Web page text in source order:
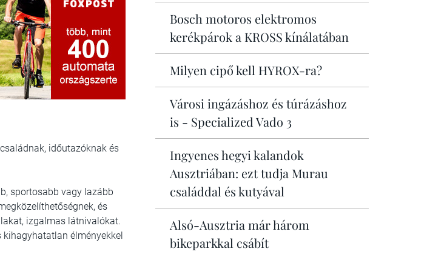
időutazóknak és
sportosabb vagy lazább
és
izgalmas látnivalókat.
kihagyhatatlan élményekkel
Bosch motoros elektromos
kerékpárok a KROSS kínálatában
Milyen cipő kell HYROX-ra?
Városi ingázáshoz és túrázáshoz
is - Specialized Vado 3
Ingyenes hegyi kalandok
Ausztriában: ezt tudja Murau
családdal és kutyával
Alsó-Ausztria már három
bikeparkkal csábít